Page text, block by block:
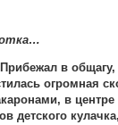
в
огромная
в центре
детского